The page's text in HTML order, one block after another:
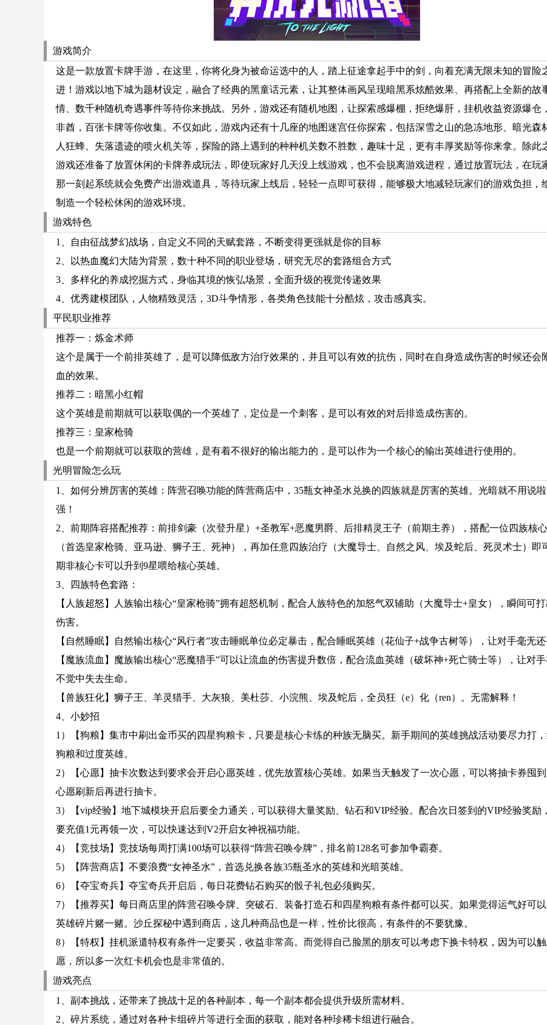
游戏简介
这是一款放置卡牌手游，在这里，你将化身为被命运选中的人，踏上征途拿起手中的剑，向着充满无限未知的冒险
进！游戏以地下城为题材设定，融合了经典的黑童话元素，让其整体画风呈现暗黑系炫酷效果、再搭配上全新的故
情、数千种随机奇遇事件等待你来挑战。另外，游戏还有随机地图，让探索感爆棚，拒绝爆肝，挂机收益资源爆仓
非酋，百张卡牌等你收集。不仅如此，游戏内还有十几座的地图迷宫任你探索，包括深雪之山的急冻地形、暗光森
人狂蜂、失落遗迹的喷火机关等，探险的路上遇到的种种机关数不胜数，趣味十足，更有丰厚奖励等你来拿。除此
游戏还准备了放置休闲的卡牌养成玩法，即使玩家好几天没上线游戏，也不会脱离游戏进程，通过放置玩法，在玩
那一刻起系统就会免费产出游戏道具，等待玩家上线后，轻轻一点即可获得，能够极大地减轻玩家们的游戏负担，
制造一个轻松休闲的游戏环境。
游戏特色
1、自由征战梦幻战场，自定义不同的天赋套路，不断变得更强就是你的目标
2、以热血魔幻大陆为背景，数十种不同的职业登场，研究无尽的套路组合方式
3、多样化的养成挖掘方式，身临其境的恢弘场景，全面升级的视觉传递效果
4、优秀建模团队，人物精致灵活，3D斗争情形，各类角色技能十分酷炫，攻击感真实。
平民职业推荐
推荐一：炼金术师
这个是属于一个前排英雄了，是可以降低敌方治疗效果的，并且可以有效的抗伤，同时在自身造成伤害的时候还会
血的效果。
推荐二：暗黑小红帽
这个英雄是前期就可以获取偶的一个英雄了，定位是一个刺客，是可以有效的对后排造成伤害的。
推荐三：皇家枪骑
也是一个前期就可以获取的营雄，是有着不很好的输出能力的，是可以作为一个核心的输出英雄进行使用的。
光明冒险怎么玩
1、如何分辨厉害的英雄：阵营召唤功能的阵营商店中，35瓶女神圣水兑换的四族就是厉害的英雄。光暗就不用说
强！
2、前期阵容搭配推荐：前排剑豪（次登升星）+圣教军+恶魔男爵、后排精灵王子（前期主养），搭配一位四族核
（首选皇家枪骑、亚马逊、狮子王、死神），再加任意四族治疗（大魔导士、自然之风、埃及蛇后、死灵术士）即
期非核心卡可以升到9星喂给核心英雄。
3、四族特色套路：
【人族超怒】人族输出核心“皇家枪骑”拥有超怒机制，配合人族特色的加怒气双辅助（大魔导士+皇女），瞬间可
伤害。
【自然睡眠】自然输出核心“风行者”攻击睡眠单位必定暴击，配合睡眠英雄（花仙子+战争古树等），让对手毫无
【魔族流血】魔族输出核心“恶魔猎手”可以让流血的伤害提升数倍，配合流血英雄（破坏神+死亡骑士等），让对
不觉中失去生命。
【兽族狂化】狮子王、羊灵猎手、大灰狼、美杜莎、小浣熊、埃及蛇后，全员狂（e）化（ren）。无需解释！
4、小妙招
1）【狗粮】集市中刷出金币买的四星狗粮卡，只要是核心卡练的种族无脑买。新手期间的英雄挑战活动要尽力打
狗粮和过度英雄。
2）【心愿】抽卡次数达到要求会开启心愿英雄，优先放置核心英雄。如果当天触发了一次心愿，可以将抽卡券囤
心愿刷新后再进行抽卡。
3）【vip经验】地下城模块开启后要全力通关，可以获得大量奖励、钻石和VIP经验。配合次日签到的VIP经验奖励
要充值1元再领一次，可以快速达到V2开启女神祝福功能。
4）【竞技场】竞技场每周打满100场可以获得“阵营召唤令牌”，排名前128名可参加争霸赛。
5）【阵营商店】不要浪费“女神圣水”，首选兑换各族35瓶圣水的英雄和光暗英雄。
6）【夺宝奇兵】夺宝奇兵开启后，每日花费钻石购买的骰子礼包必须购买。
7）【推荐买】每日商店里的阵营召唤令牌、突破石、装备打造石和四星狗粮有条件都可以买。如果觉得运气好可
英雄碎片赌一赌。沙丘探秘中遇到商店，这几种商品也是一样，性价比很高，有条件的不要犹豫。
8）【特权】挂机派遣特权有条件一定要买，收益非常高。而觉得自己脸黑的朋友可以考虑下换卡特权，因为可以
愿，所以多一次红卡机会也是非常值的。
游戏亮点
1、副本挑战，还带来了挑战十足的各种副本，每一个副本都会提供升级所需材料。
2、碎片系统，通过对各种卡组碎片等进行全面的获取，能对各种珍稀卡组进行融合。